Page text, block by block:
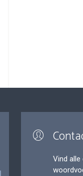
Vind